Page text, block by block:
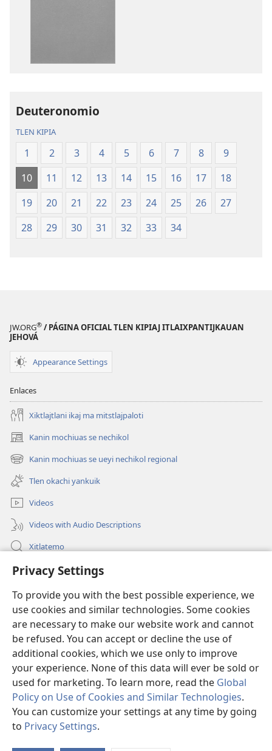
Privacy Settings
To provide you with the best possible experience, we
use cookies and similar technologies. Some cookies
are necessary to make our website work and cannot
be refused. You can accept or decline the use of
additional cookies, which we use only to improve
your experience. None of this data will ever be sold or
used for marketing. To learn more, read the Global
Policy on Use of Cookies and Similar Technologies.
You can customize your settings at any time by going
to Privacy Settings.
Deuteronomio
TLEN KIPIA
1 2 3 4 5 6 7 8
9
10
11 12 13 14 15 16 17
18
19
20 21 22 23 24 25 26
27
28
29 30 31 32 33 34
JW.ORG® / PÁGINA OFICIAL TLEN KIPIAJ ITLAIXPANTIJKAUAN
JEHOVÁ
Appearance Settings
Enlaces
Xiktlajtlani ikaj ma mitstlajpaloti
Kanin mochiuas se nechikol
(xiktlapo
okse
ventana)
Kanin mochiuas se ueyi nechikol regional
(xiktlapo
okse
ventana)
Tlen okachi yankuik
Videos
Videos with Audio Descriptions
Xitlatemo
Tlapaleuilistli
Donaciones
(xiktlapo
okse
ventana)AMATLAJKUILOLMEJ ITECH INTERNET Watchtower™
(xiktlapo
okse
JW Hub ®
(xiktlapo
okse
ventana)
Copyright© 2026 Watch Tower Bible and Tract Society of Pennsylvania.
TLA TIKTEKITILTIS |AMO IKAJ UELIS KITAS